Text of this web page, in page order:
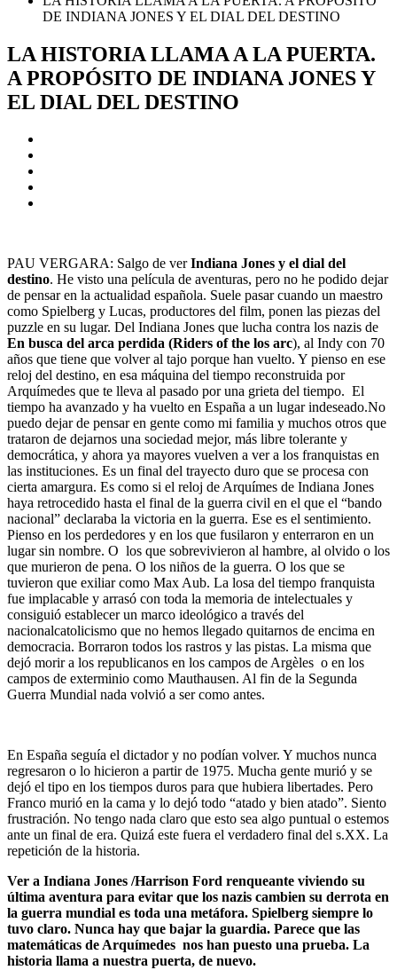
DE INDIANA JONES Y EL DIAL DEL DESTINO
LA HISTORIA LLAMA A LA PUERTA.
A PROPÓSITO DE INDIANA JONES Y
EL DIAL DEL DESTINO
PAU VERGARA: Salgo de verIndiana Jones y el dial del
destino. He visto una película de aventuras, pero no he podido dejar
de pensar en la actualidad española. Suele pasar cuando un maestro
como Spielberg y Lucas, productores del film, ponen las piezas del
puzzle en su lugar. Del Indiana Jones que lucha contra los nazis de
En busca del arca perdida (Riders of the los arc), al Indy con 70
años que tiene que volver al tajo porque han vuelto. Y pienso en ese
reloj del destino, en esa máquina del tiempo reconstruida por
Arquímedes que te lleva al pasado por una grieta del tiempo. El
tiempo ha avanzado y ha vuelto en España a un lugar indeseado.No
puedo dejar de pensar en gente como mi familia y muchos otros que
trataron de dejarnos una sociedad mejor, más libre tolerante y
democrática, y ahora ya mayores vuelven a ver a los franquistas en
las instituciones. Es un final del trayecto duro que se procesa con
cierta amargura. Es como si el reloj de Arquímes de Indiana Jones
haya retrocedido hasta el final de la guerra civil en el que el “bando
nacional” declaraba la victoria en la guerra. Ese es el sentimiento.
Pienso en los perdedores y en los que fusilaron y enterraron en un
lugar sin nombre. O los que sobrevivieron al hambre, al olvido o los
que murieron de pena. O los niños de la guerra. O los que se
tuvieron que exiliar como Max Aub. La losa del tiempo franquista
fue implacable y arrasó con toda la memoria de intelectuales y
consiguió establecer un marco ideológico a través del
nacionalcatolicismo que no hemos llegado quitarnos de encima en
democracia. Borraron todos los rastros y las pistas. La misma que
dejó morir a los republicanos en los campos de Argèles o en los
campos de exterminio como Mauthausen. Al fin de la Segunda
Guerra Mundial nada volvió a ser como antes.
En España seguía el dictador y no podían volver. Y muchos nunca
regresaron o lo hicieron a partir de 1975. Mucha gente murió y se
dejó el tipo en los tiempos duros para que hubiera libertades. Pero
Franco murió en la cama y lo dejó todo “atado y bien atado”. Siento
frustración. No tengo nada claro que esto sea algo puntual o estemos
ante un final de era. Quizá este fuera el verdadero final del s.XX. La
repetición de la historia.
Ver a Indiana Jones /Harrison Ford renqueante viviendo su
última aventura para evitar que los nazis cambien su derrota en
la guerra mundial es toda una metáfora. Spielberg siempre lo
tuvo claro. Nunca hay que bajar la guardia. Parece que las
matemáticas de Arquímedes nos han puesto una prueba. La
historia llama a nuestra puerta, de nuevo.